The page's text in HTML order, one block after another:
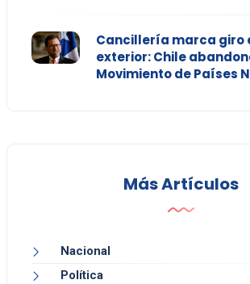
Cancillería marca giro
exterior: Chile
Movimiento de Países
Más Artículos
Nacional
Política